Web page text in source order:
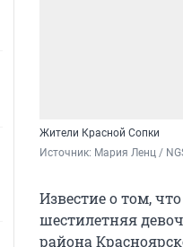
Жители Красной Сопки
Источник: Мария Ленц /
Известие о том,
шестилетняя
района